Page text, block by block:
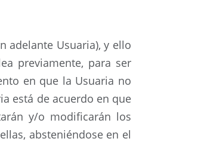
adelante Usuaria), y ello
previamente, para ser
en que la Usuaria no
está de acuerdo en que
y/o modificarán los
absteniéndose en el